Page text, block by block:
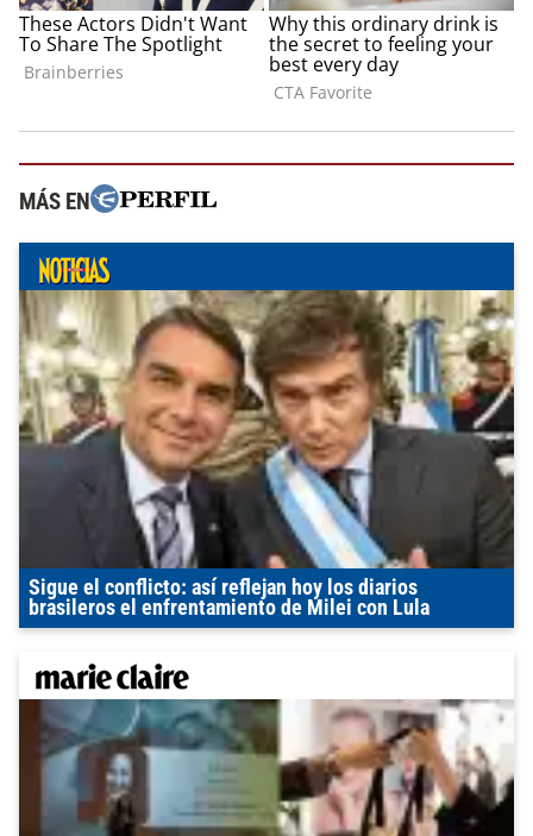
MÁS EN
Sigue el conflicto: así reflejan hoy los diarios
brasileros el enfrentamiento de Milei con Lula